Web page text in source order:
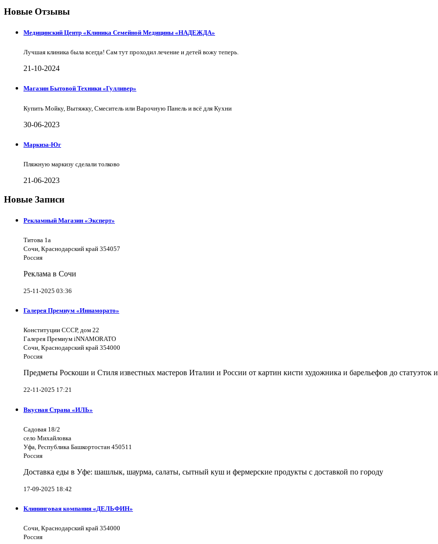
Новые Отзывы
Медицинский Центр «Клиника Семейной Медицины «НАДЕЖДА»
Лучшая клиника была всегда! Сам тут проходил лечение и детей вожу теперь.
21-10-2024
Магазин Бытовой Техники «Гулливер»
Купить Мойку, Вытяжку, Смеситель или Варочную Панель и всё для Кухни
30-06-2023
Маркиза-Юг
Пляжную маркизу сделали толково
21-06-2023
Новые Записи
Рекламный Магазин «Эксперт»
Титова 1а
Сочи, Краснодарский край 354057
Россия
Реклама в Сочи
25-11-2025 03:36
Галерея Премиум «Иннаморато»
Конституции СССР, дом 22
Галерея Премиум iNNAMORATO
Сочи, Краснодарский край 354000
Россия
Предметы Роскоши и Стиля известных мастеров Италии и России от картин кисти художника и барельефов до статуэток
22-11-2025 17:21
Вкусная Страна «ИЛЬ»
Садовая 18/2
село Михайловка
Уфа, Республика Башкортостан 450511
Россия
Доставка еды в Уфе: шашлык, шаурма, салаты, сытный куш и фермерские продукты с доставкой по городу
17-09-2025 18:42
Клининговая компания «ДЕЛЬФИН»
Сочи, Краснодарский край 354000
Россия